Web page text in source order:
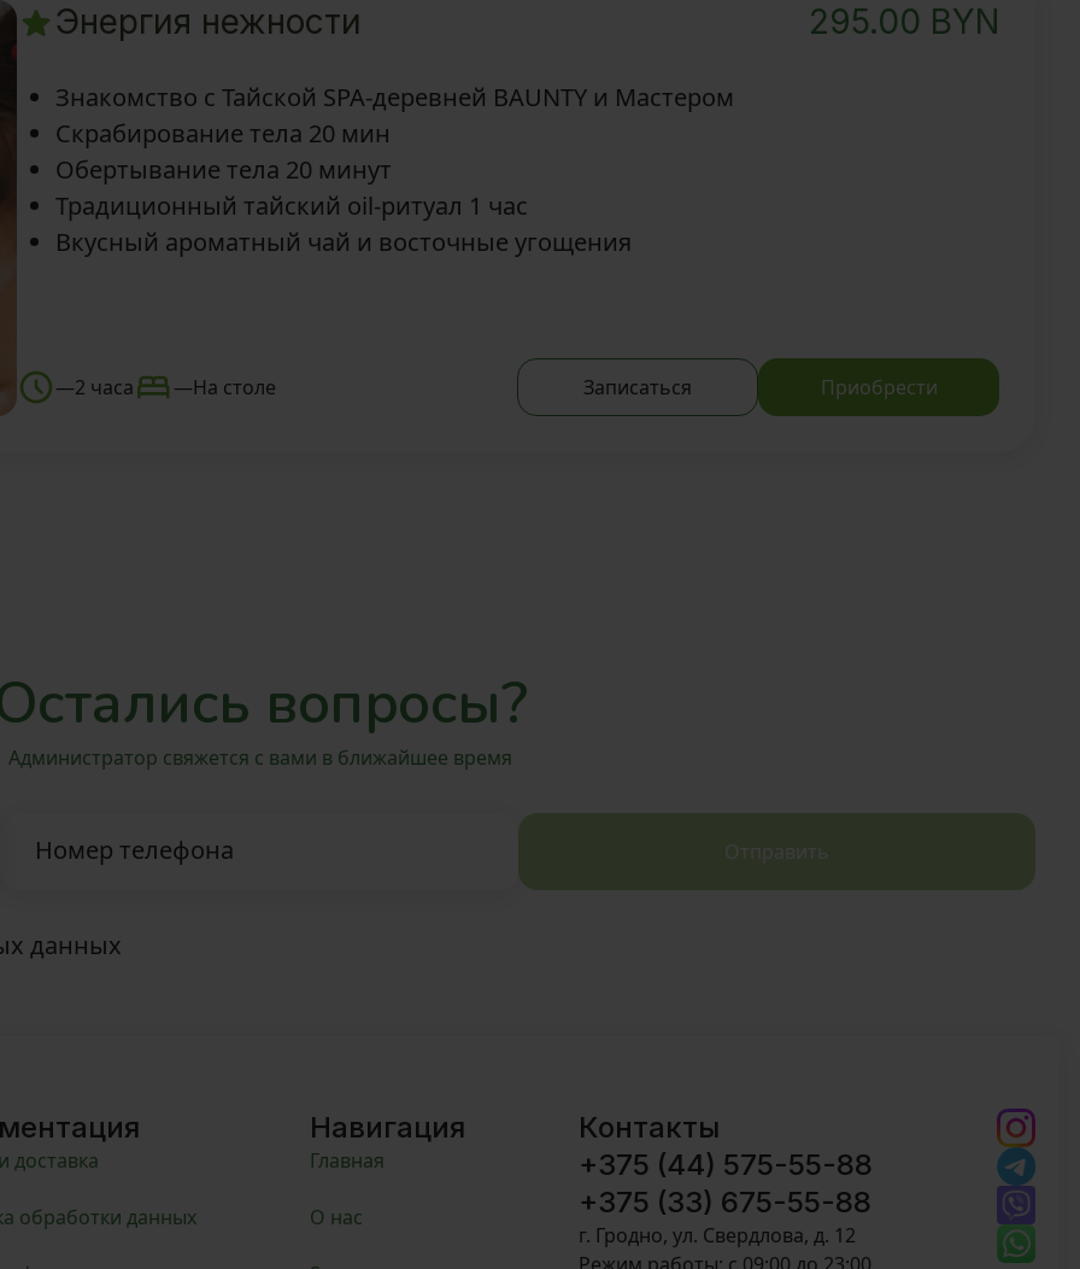
Энергия нежности 295.00 BYN
Знакомство с Тайской SPA-деревней BAUNTY и Мастером
Скрабирование тела 20 мин
Обертывание тела 20 минут
Традиционный тайский oil-ритуал 1 час
Вкусный ароматный чай и восточные угощения
—2 часа —На столе Записаться Приобрести
вопросы?
Администратор свяжется с вами в ближайшее время
Номер телефона Отправить
данных
доставка
обработки данных
Навигация
Главная
О нас
Контакты
+375 (44) 575-55-88
+375 (33) 675-55-88
г. Гродно, ул. Свердлова, д. 12